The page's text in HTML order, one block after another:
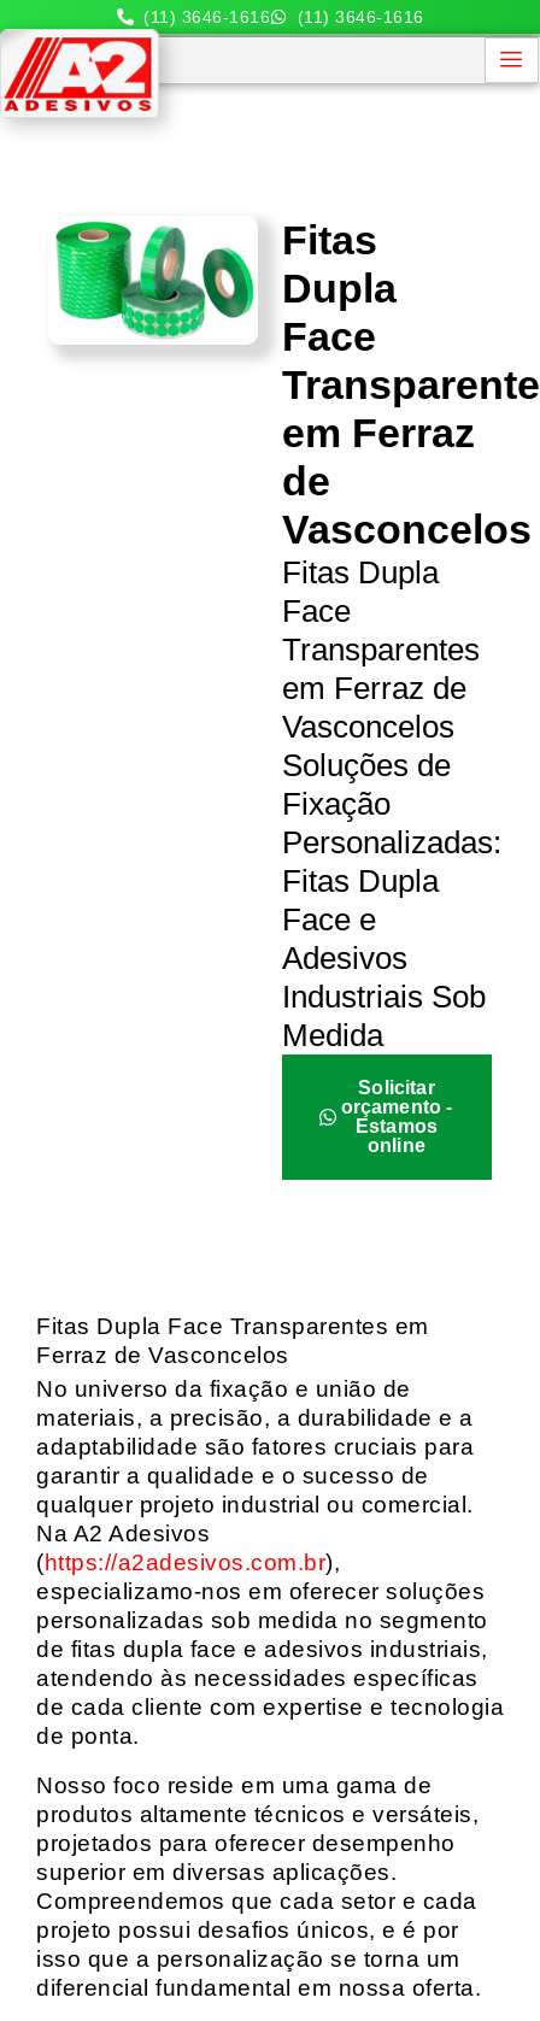
(11) 3646-1616 (11) 3646-1616
Fitas
Dupla
Face
em Ferraz
de
Vasconcelos
Fitas Dupla
Face
Transparentes
em Ferraz de
Vasconcelos
Soluções de
Fixação
Personalizadas:
Fitas Dupla
Face e
Adesivos
Industriais Sob
Medida
Solicitar
orçamento -
Estamos
online
Fitas Dupla Face Transparentes em
Ferraz de Vasconcelos
No universo da fixação e união de
materiais, a precisão, a durabilidade e a
adaptabilidade são fatores cruciais para
garantir a qualidade e o sucesso de
qualquer projeto industrial ou comercial.
Na A2 Adesivos
(https://a2adesivos.com.br),
especializamo-nos em oferecer soluções
personalizadas sob medida no segmento
de fitas dupla face e adesivos industriais,
atendendo às necessidades específicas
de cada cliente com expertise e tecnologia
de ponta.
Nosso foco reside em uma gama de
produtos altamente técnicos e versáteis,
projetados para oferecer desempenho
superior em diversas aplicações.
Compreendemos que cada setor e cada
projeto possui desafios únicos, e é por
isso que a personalização se torna um
diferencial fundamental em nossa oferta.